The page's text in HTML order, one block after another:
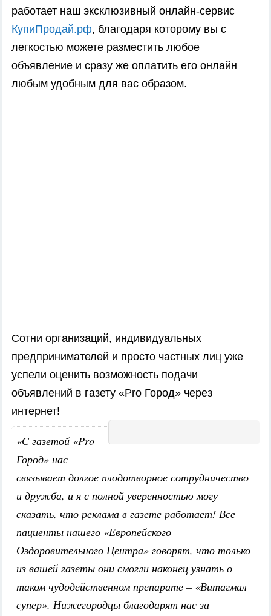
работает наш эксклюзивный онлайн-сервис
КупиПродай.рф, благодаря которому вы с
легкостью можете разместить любое
объявление и сразу же оплатить его онлайн
любым удобным для вас образом.
Сотни организаций, индивидуальных
предпринимателей и просто частных лиц уже
успели оценить возможность подачи
объявлений в газету «Pro Город» через
интернет!
«С газетой «Pro
Город» нас
связывает долгое плодотворное сотрудничество
и дружба, и я с полной уверенностью могу
сказать, что реклама в газете работает! Все
пациенты нашего «Европейского
Оздоровительного Центра» говорят, что только
из вашей газеты они смогли наконец узнать о
таком чудодейственном препарате – «Витагмал
супер». Нижегородцы благодарят нас за